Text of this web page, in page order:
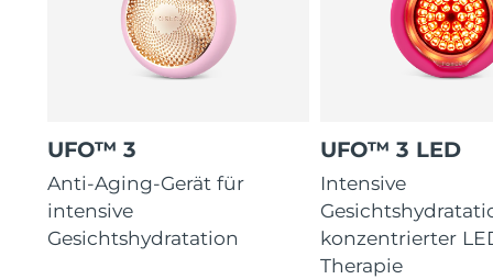
UFO™ 3
Anti-Aging-Gerät für
intensive
Gesichtshydratation
UFO™ 3 LED
Intensive
konzentrierter
Therapie